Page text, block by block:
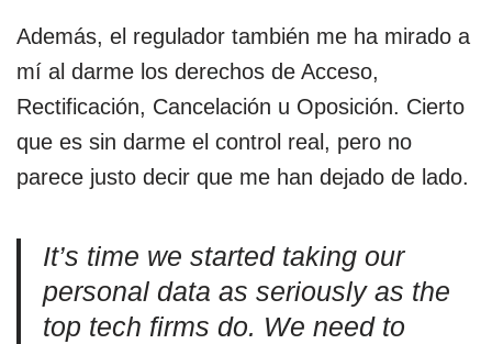
Además, el regulador también me ha mirado a
mí al darme los derechos de Acceso,
Rectificación, Cancelación u Oposición. Cierto
que es sin darme el control real, pero no
parece justo decir que me han dejado de lado.
It’s time we started taking our
personal data as seriously as the
top tech firms do. We need to